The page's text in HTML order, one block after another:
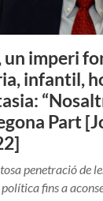
un imperi
infantil,
Part
penetració de
política fins a